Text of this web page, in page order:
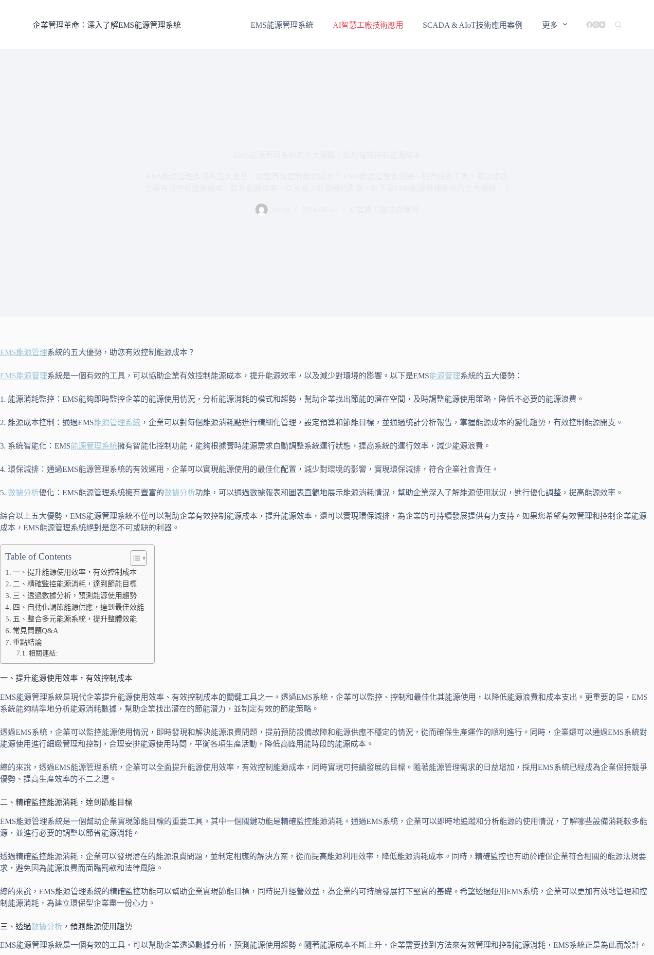
企業管理革命：深入了解EMS能源管理系統 EMS能源管理系統 AI智慧工廠技術應用 SCADA & AIoT技術應用案例 更多
EMS能源管理系統的五大優勢，助您有效控制能源成本？
EMS能源管理系統是一個有效的工具，可以協助企業有效控制能源成本，提升能源效率，以及減少對環境的影響。以下是EMS能源管理系統的五大優勢：
1. 能源消耗監控：EMS能夠即時監控企業的能源使用情況，分析能源消耗的模式和趨勢，幫助企業找出節能的潛在空間，及時調整能源使用策略，降低不必要的能源浪費。
2. 能源成本控制：通過EMS能源管理系統 ，企業可以對每個能源消耗點進行精細化管理，設定預算和節能目標，並通過統計分析報告，掌握能源成本的變化趨勢，有效控制能源開支。
3. 系統智能化：EMS能源管理系統擁有智能化控制功能，能夠根據實時能源需求自動調整系統運行狀態，提高系統的運行效率，減少能源浪費。
4. 環保減排：通過EMS能源管理系統的有效運用，企業可以實現能源使用的最佳化配置，減少對環境的影響，實現環保減排，符合企業社會責任。
5. 數據分析優化：EMS能源管理系統擁有豐富的數據分析功能，可以通過數據報表和圖表直觀地展示能源消耗情況，幫助企業深入了解能源使用狀況，進行優化調整，提高能源效率。
綜合以上五大優勢，EMS能源管理系統不僅可以幫助企業有效控制能源成本，提升能源效率，還可以實現環保減排，為企業的可持續發展提供有力支持。如果您希望有效管理和控制企業能源
成本，EMS能源管理系統絕對是您不可或缺的利器。
Table of Contents
一、提升能源使用效率，有效控制成本
二、精確監控能源消耗，達到節能目標
三、透過數據分析，預測能源使用趨勢
四、自動化調節能源供應，達到最佳效能
五、整合多元能源系統，提升整體效能
常見問題Q&A
重點結論
相關連結:
一、提升能源使用效率，有效控制成本
EMS能源管理系統是現代企業提升能源使用效率、有效控制成本的關鍵工具之一。透過EMS系統，企業可以監控、控制和最佳化其能源使用，以降低能源浪費和成本支出。更重要的是，EMS
系統能夠精準地分析能源消耗數據，幫助企業找出潛在的節能潛力，並制定有效的節能策略。
透過EMS系統，企業可以監控能源使用情況，即時發現和解決能源浪費問題，提前預防設備故障和能源供應不穩定的情況，從而確保生產運作的順利進行。同時，企業還可以通過EMS系統對
能源使用進行細緻管理和控制，合理安排能源使用時間，平衡各項生產活動，降低高峰用能時段的能源成本。
總的來說，透過EMS能源管理系統，企業可以全面提升能源使用效率，有效控制能源成本，同時實現可持續發展的目標。隨著能源管理需求的日益增加，採用EMS系統已經成為企業保持競爭
優勢、提高生產效率的不二之選。
二、精確監控能源消耗，達到節能目標
EMS能源管理系統是一個幫助企業實現節能目標的重要工具。其中一個關鍵功能是精確監控能源消耗。通過EMS系統，企業可以即時地追蹤和分析能源的使用情況，了解哪些設備消耗較多能
源，並進行必要的調整以節省能源消耗。
透過精確監控能源消耗，企業可以發現潛在的能源浪費問題，並制定相應的解決方案，從而提高能源利用效率，降低能源消耗成本。同時，精確監控也有助於確保企業符合相關的能源法規要
求，避免因為能源浪費而面臨罰款和法律風險。
總的來說，EMS能源管理系統的精確監控功能可以幫助企業實現節能目標，同時提升經營效益，為企業的可持續發展打下堅實的基礎。希望透過運用EMS系統，企業可以更加有效地管理和控
制能源消耗，為建立環保型企業盡一份心力。
三、透過數據分析 ，預測能源使用趨勢
EMS能源管理系統是一個有效的工具，可以幫助企業透過數據分析，預測能源使用趨勢。隨著能源成本不斷上升，企業需要找到方法來有效管理和控制能源消耗，EMS系統正是為此而設計。